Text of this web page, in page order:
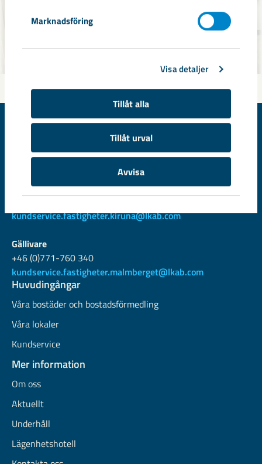
Marknadsföring
Visa detaljer
Tillåt alla
Tillåt urval
Avvisa
© LKAB Fastigheter, SE-981 86 Kiruna, Sweden
Kiruna
kundservice.fastigheter.kiruna@lkab.com
Gällivare
+46 (0)771-760 340
kundservice.fastigheter.malmberget@lkab.com
Huvudingångar
Våra bostäder och bostadsförmedling
Våra lokaler
Kundservice
Mer information
Om oss
Aktuellt
Underhåll
Lägenhetshotell